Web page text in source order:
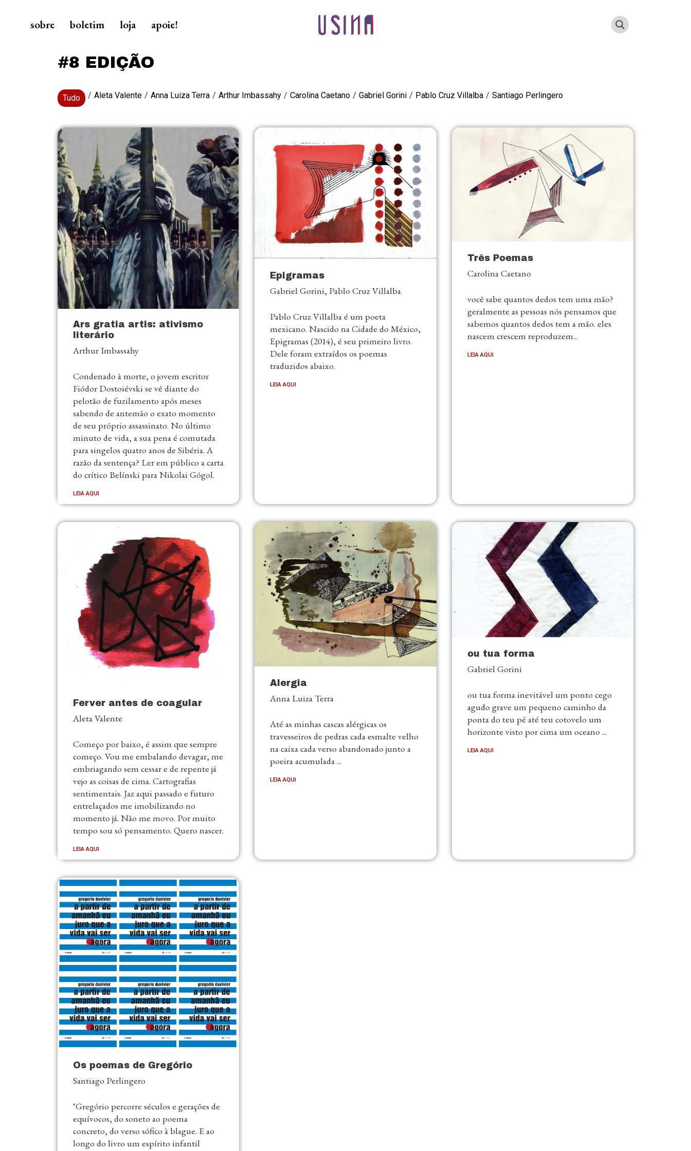
sobre boletim loja apoie!
#8 EDIÇÃO
Tudo / Aleta Valente / Anna Luiza Terra / Arthur Imbassahy / Carolina Caetano / Gabriel Gorini / Pablo Cruz Villalba / Santiago Perlingero
Ars gratia artis: ativismo
literário
Arthur Imbassahy
Condenado à morte, o jovem escritor
Fiódor Dostoiévski se vê diante do
pelotão de fuzilamento após meses
sabendo de antemão o exato momento
de seu próprio assassinato. No último
minuto de vida, a sua pena é comutada
para singelos quatro anos de Sibéria. A
razão da sentença? Ler em público a carta
do crítico Belínski para Nikolai Gógol.
LEIA AQUI
Epigramas
Gabriel Gorini, Pablo Cruz Villalba
Pablo Cruz Villalba é um poeta
mexicano. Nascido na Cidade do México,
Epigramas (2014), é seu primeiro livro.
Dele foram extraídos os poemas
traduzidos abaixo.
LEIA AQUI
Três Poemas
Carolina Caetano
você sabe quantos dedos tem uma mão?
geralmente as pessoas nós pensamos que
sabemos quantos dedos tem a mão. eles
nascem crescem reproduzem...
LEIA AQUI
Ferver antes de coagular
Aleta Valente
Começo por baixo, é assim que sempre
começo. Vou me embalando devagar, me
embriagando sem cessar e de repente já
vejo as coisas de cima. Cartografias
sentimentais. Jaz aqui passado e futuro
entrelaçados me imobilizando no
momento já. Não me movo. Por muito
tempo sou só pensamento. Quero nascer.
LEIA AQUI
Alergia
Anna Luiza Terra
Até as minhas cascas alérgicas os
travesseiros de pedras cada esmalte velho
na caixa cada verso abandonado junto a
poeira acumulada ...
LEIA AQUI
ou tua forma
Gabriel Gorini
ou tua forma inevitável um ponto cego
agudo grave um pequeno caminho da
ponta do teu pé até teu cotovelo um
horizonte visto por cima um oceano ...
LEIA AQUI
Os poemas de Gregório
Santiago Perlingero
"Gregório percorre séculos e gerações de
equívocos, do soneto ao poema
concreto, do verso sófico à blague. E ao
longo do livro um espírito infantil